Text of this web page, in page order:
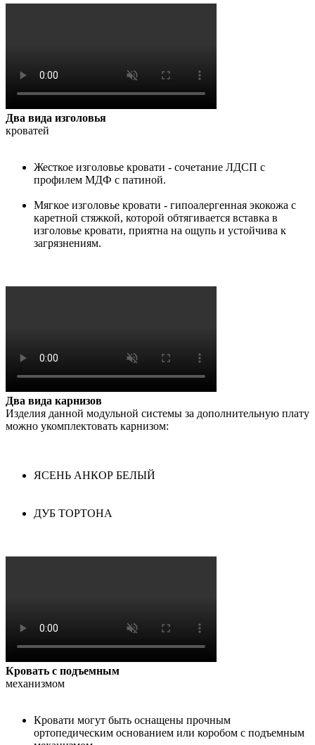
Два вида изголовья
кроватей
Жесткое изголовье кровати - сочетание ЛДСП с
профилем МДФ с патиной.
Мягкое изголовье кровати - гипоалергенная экокожа с
каретной стяжкой, которой обтягивается вставка в
изголовье кровати, приятна на ощупь и устойчива к
загрязнениям.
Два вида карнизов
Изделия данной модульной системы за дополнительную плату
можно укомплектовать карнизом:
ЯСЕНЬ АНКОР БЕЛЫЙ
ДУБ ТОРТОНА
Кровать с подъемным
механизмом
Кровати могут быть оснащены прочным
ортопедическим основанием или коробом с подъемным